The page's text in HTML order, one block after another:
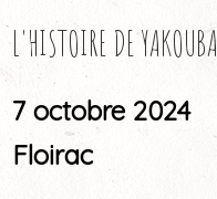
L'HISTOIRE DE YAKOUBA
7 octobre 2024
Floirac